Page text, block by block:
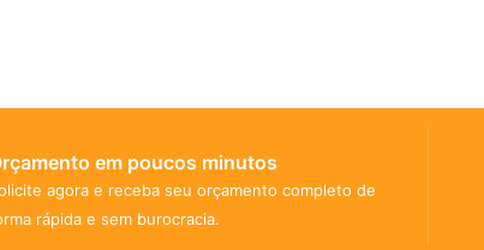
em poucos minutos
agora e receba seu orçamento completo de
rápida e sem burocracia.